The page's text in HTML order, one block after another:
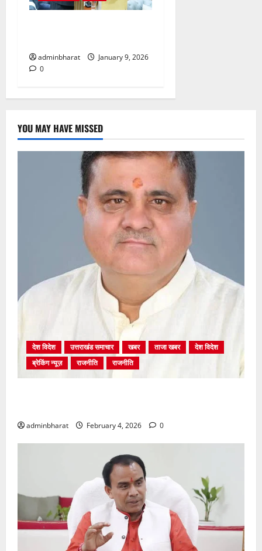
adminbharat
January 9, 2026
0
YOU MAY HAVE MISSED
देश विदेश उत्तराखंड समाचार खबर ताजा खबर
देश विदेश
ब्रेकिंग न्यूज़
राजनीति राजनीति
adminbharat February 4, 2026 0